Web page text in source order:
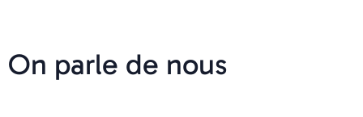
On parle de nous